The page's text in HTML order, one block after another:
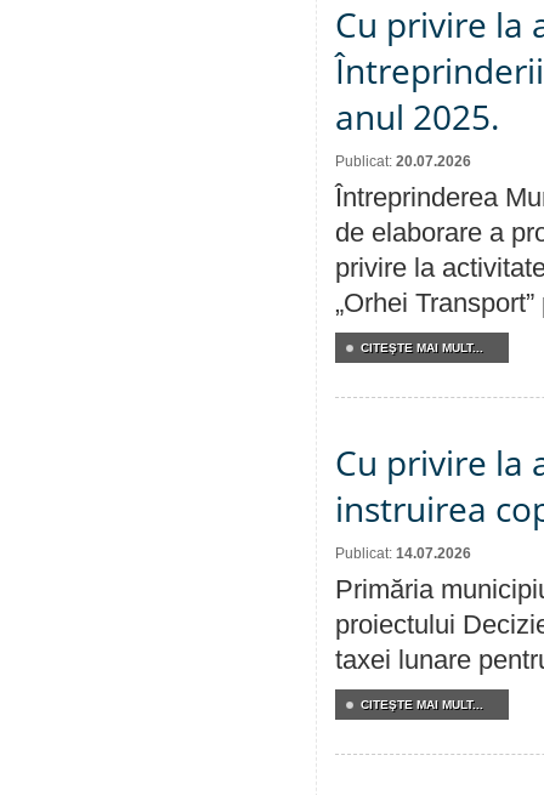
Cu privire la
anul 2025.
Publicat: 20.07.2026
Întreprinderea
de elaborare a
privire la
„Orhei
CITEŞTE MAI MULT...
Cu privire la
instruirea
Publicat: 14.07.2026
Primăria
proiectului
taxei lunare
CITEŞTE MAI MULT...